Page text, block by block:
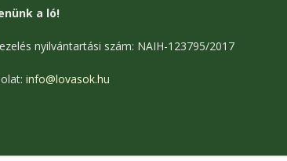
a ló!
nyilvántartási szám: NAIH-123795/2017
info@lovasok.hu